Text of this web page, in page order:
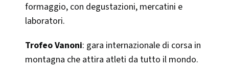
formaggio, con degustazioni, mercatini e
laboratori.​
Trofeo Vanoni: gara internazionale di corsa in
montagna che attira atleti da tutto il mondo.​